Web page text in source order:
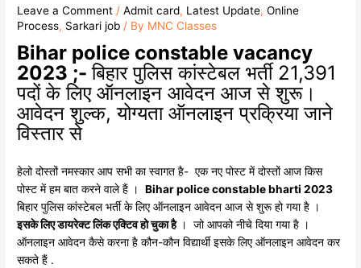
Leave a Comment /Admit card, Latest Update,Online
Process, Sarkari job / By MNC Classes
Bihar police constable vacancy
2023 ;-बिहार पुलिस कांस्टेबल भर्ती 21,391
पदों के लिए ऑनलाइन आवेदन आज से शुरू।
आवेदन शुल्क, योग्यता ऑनलाइन प्रक्रिया जाने
विस्तार से
हेलो दोस्तों नमस्कार आप सभी का स्वागत है- एक नए पोस्ट में दोस्तों आज किस
पोस्ट में हम बात करने वाले हैं ।Bihar police constable bharti 2023
बिहार पुलिस कांस्टेबल भर्ती के लिए ऑनलाइन आवेदन आज से शुरू हो गया है ।
इसके लिए डायरेक्ट लिंक एक्टिव हो चुका है। जो आपको नीचे दिया गया है ।
ऑनलाइन आवेदन कैसे करना है कौन-कौन विद्यार्थी इसके लिए ऑनलाइन आवेदन कर
सकते हैं .